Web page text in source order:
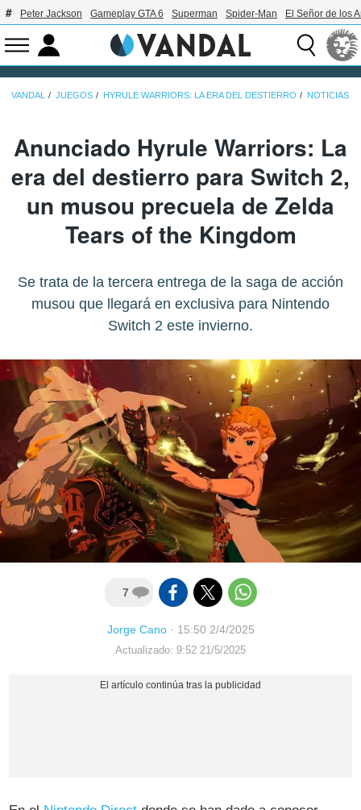
Peter Jackson Gameplay GTA 6 Superman Spider-Man El Señor de los
VANDAL JUEGOS HYRULE WARRIORS: LA ERA DEL DESTIERRO NOTICIAS
Anunciado Hyrule Warriors: La
era del destierro para Switch 2,
un musou precuela de Zelda
Tears of the Kingdom
Se trata de la tercera entrega de la saga de acción
musou que llegará en exclusiva para Nintendo
Switch 2 este invierno.
7
Jorge Cano· 15:50 2/4/2025
Actualizado: 9:52 21/5/2025